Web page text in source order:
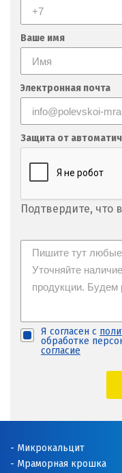
Ваше имя
Электронная почта
Защита от
Подтвердите, что
Я согласен с
обработке
согласие
Микрокальцит
Мраморная крошка